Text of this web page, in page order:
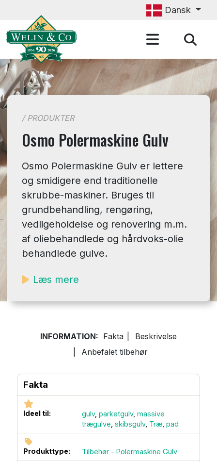
Dansk
/ PRODUKTER
Osmo Polermaskine Gulv
Osmo Polermaskine Gulv er lettere
og smidigere end traditionelle
skrubbe-maskiner. Bruges til
grundbehandling, rengøring,
vedligeholdelse og renovering m.m.
af oliebehandlede og hårdvoks-olie
behandlede gulve.
Læs mere
INFORMATION: Fakta
Beskrivelse
Anbefalet tilbehør
Fakta
Ideel til: gulv, parketgulv, massive
trægulve, skibsgulv, Træ, pad
Produkttype: Tilbehør - Polermaskine Gulv